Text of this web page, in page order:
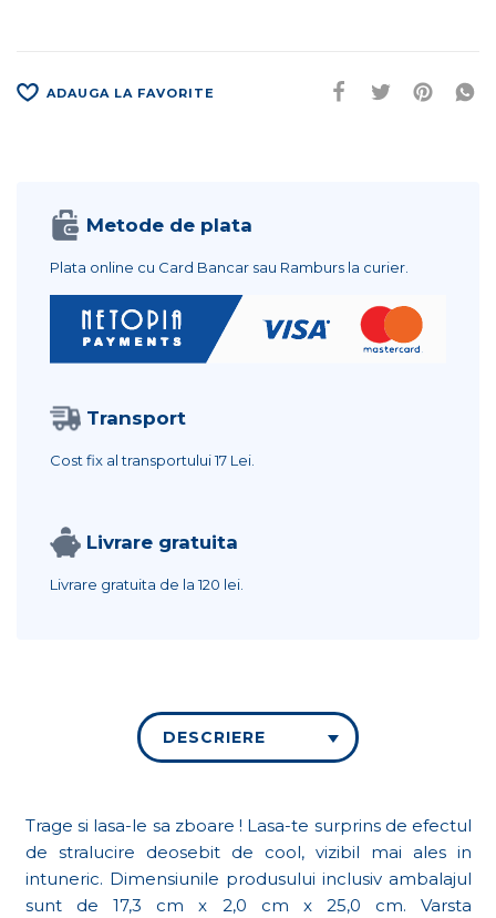
ADAUGA LA FAVORITE
Metode de plata
Plata online cu Card Bancar sau Ramburs la curier.
Transport
Cost fix al transportului17 Lei.
Livrare gratuita
Livrare gratuita de la120 lei.
DESCRIERE
Trage si lasa-le sa zboare ! Lasa-te surprins de efectul
de stralucire deosebit de cool, vizibil mai ales in
intuneric. Dimensiunile produsului inclusiv ambalajul
sunt de 17,3 cm x 2,0 cm x 25,0 cm. Varsta